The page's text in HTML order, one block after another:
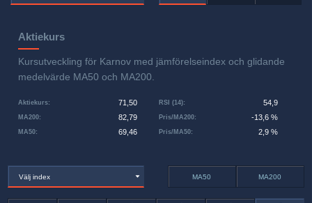
Aktiekurs
Kursutveckling för Karnov med jämförelseindex och glidande
medelvärde MA50 och MA200.
Aktiekurs: 71,50
MA50: 69,46
MA200: 82,79 Pris/MA200: -13,6 %
RSI (14): 54,9
Pris/MA50: 2,9 %
Välj index MA50 MA200